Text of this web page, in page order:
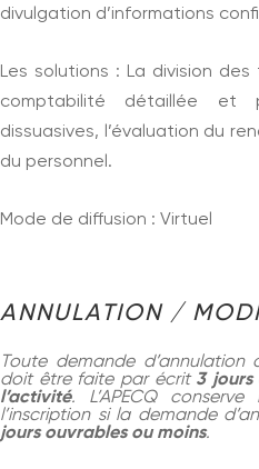
divulgation d’informations
Les solutions : La division
comptabilité détaillée et
dissuasives, l’évaluation du
du personnel.
Mode de diffusion : Virtuel
ANNULATION /
Toute demande
doit être faite par écrit 3 jours
l’activité. L’APECQ
l’inscription si la demande
jours ouvrables ou moins.